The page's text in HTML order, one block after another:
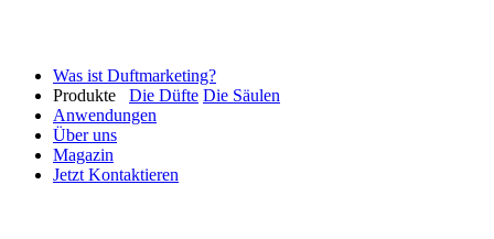
Was ist Duftmarketing?
Produkte
Die Düfte Die Säulen
Anwendungen
Über uns
Magazin
Jetzt Kontaktieren